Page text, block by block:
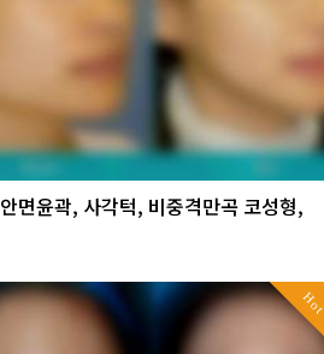
안면윤곽, 사각턱, 비중격만곡 코성형,
Hot